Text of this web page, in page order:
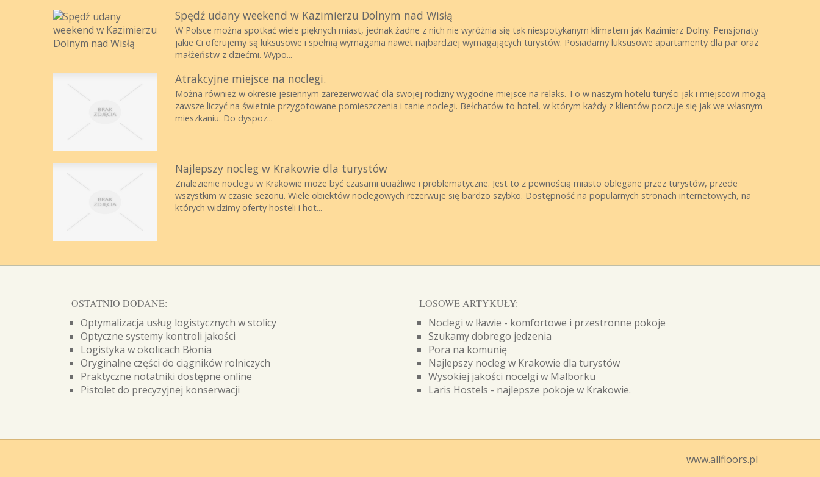
Spędź udany weekend w Kazimierzu Dolnym nad Wisłą
W Polsce można spotkać wiele pięknych miast, jednak żadne z nich nie wyróżnia się tak niespotykanym klimatem jak Kazimierz Dolny. Pensjonaty
jakie Ci oferujemy są luksusowe i spełnią wymagania nawet najbardziej wymagających turystów. Posiadamy luksusowe apartamenty dla par oraz
małżeństw z dziećmi. Wypo...
Atrakcyjne miejsce na noclegi.
Można również w okresie jesiennym zarezerwować dla swojej rodizny wygodne miejsce na relaks. To w naszym hotelu turyści jak i miejscowi mogą
zawsze liczyć na świetnie przygotowane pomieszczenia i tanie noclegi. Bełchatów to hotel, w którym każdy z klientów poczuje się jak we własnym
mieszkaniu. Do dyspoz...
Najlepszy nocleg w Krakowie dla turystów
Znalezienie noclegu w Krakowie może być czasami uciążliwe i problematyczne. Jest to z pewnością miasto oblegane przez turystów, przede
wszystkim w czasie sezonu. Wiele obiektów noclegowych rezerwuje się bardzo szybko. Dostępność na popularnych stronach internetowych, na
których widzimy oferty hosteli i hot...
OSTATNIO DODANE:
Optymalizacja usług logistycznych w stolicy
Optyczne systemy kontroli jakości
Logistyka w okolicach Błonia
Oryginalne części do ciągników rolniczych
Praktyczne notatniki dostępne online
Pistolet do precyzyjnej konserwacji
LOSOWE ARTYKUŁY:
Noclegi w Iławie - komfortowe i przestronne pokoje
Szukamy dobrego jedzenia
Pora na komunię
Najlepszy nocleg w Krakowie dla turystów
Wysokiej jakości nocelgi w Malborku
Laris Hostels - najlepsze pokoje w Krakowie.
www.allfloors.pl